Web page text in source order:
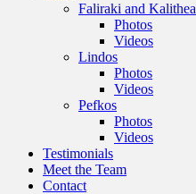
Faliraki and Kalithea
Photos
Videos
Lindos
Photos
Videos
Pefkos
Photos
Videos
Testimonials
Meet the Team
Contact